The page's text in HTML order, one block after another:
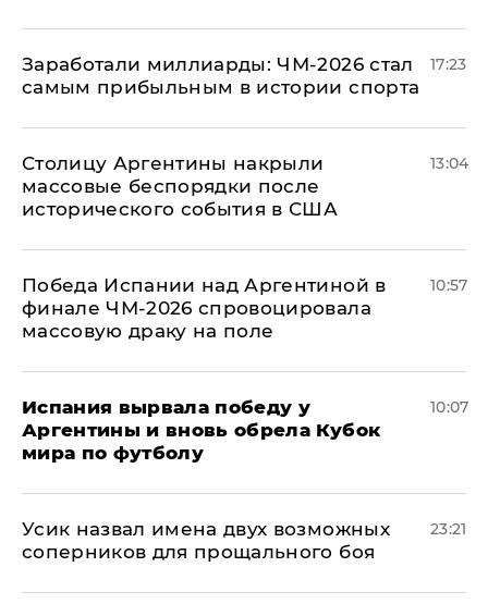
Заработали миллиарды: ЧМ-2026 стал
самым прибыльным в истории спорта
17:23
Столицу Аргентины накрыли
массовые беспорядки после
исторического события в США
13:04
Победа Испании над Аргентиной в
финале ЧМ-2026 спровоцировала
массовую драку на поле
10:57
Испания вырвала победу у
Аргентины и вновь обрела Кубок
мира по футболу
10:07
Усик назвал имена двух возможных
соперников для прощального боя
23:21